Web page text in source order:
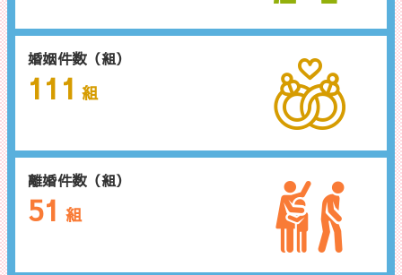
離婚件数（組）
51 組
婚姻件数（組）
111 組